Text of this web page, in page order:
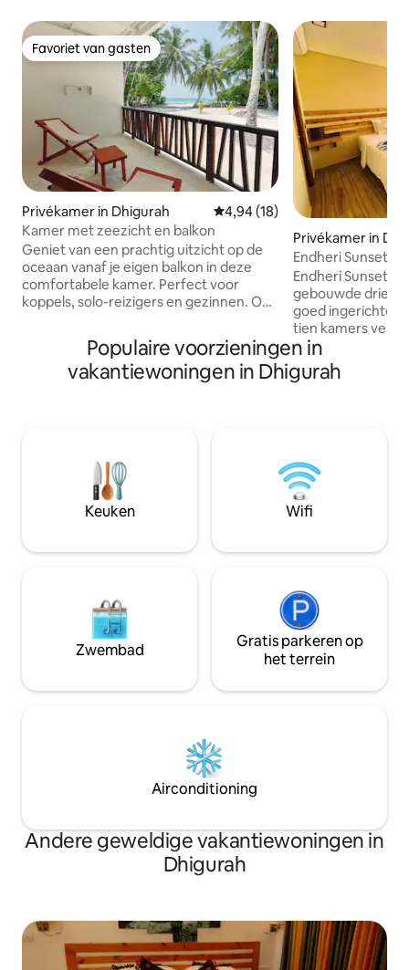
Favoriet van gasten
Favoriet van gasten
Privékamer in Dhigurah Gemiddelde beoordeling van
4,94 (18)
Kamer met zeezicht en balkon
Geniet van een prachtig uitzicht op de
oceaan vanaf je eigen balkon in deze
comfortabele kamer. Perfect voor
koppels, solo-reizigers en gezinnen. Op
strand, met moderne voorzieningen,
airconditioning, gratis wifi, eigen
badkamer en ontbijt Wij regelen het *
Snorkelen met walvishaaien en
zandbankbezoeken en picknick-
eilandbezoeken * Scubaduiken *
Romantisch stranddiner *
Gezinsvriendelijk met extra bedoptie *
Privékamer in
Endheri Sunset
Endheri Sunset
gebouwde drie
goed ingerichte
tien kamers
balkon en grote
badkamers. We
uitzicht op het
restaurant met
service. Endheri
visreizen,
duikactiviteiten.
Populaire voorzieningen in
vakantiewoningen in Dhigurah
Keuken Wifi
Zwembad
Gratis parkeren op
het terrein
Airconditioning
Andere geweldige vakantiewoningen in
Dhigurah